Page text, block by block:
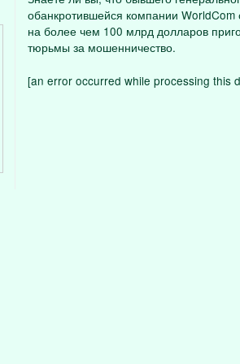
обанкротившейся компании WorldCom
на более чем 100 млрд долларов
тюрьмы за мошенничество.
[an error occurred while processing this